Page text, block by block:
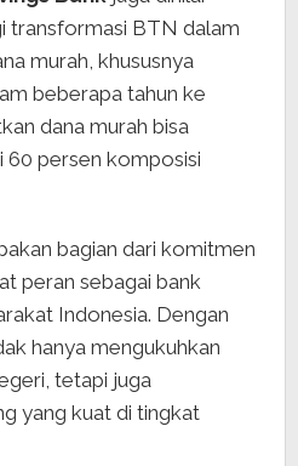
transformasi BTN dalam
murah, khususnya
beberapa tahun ke
dana murah bisa
60 persen komposisi
bagian dari komitmen
peran sebagai bank
Indonesia. Dengan
hanya mengukuhkan
tetapi juga
yang kuat di tingkat